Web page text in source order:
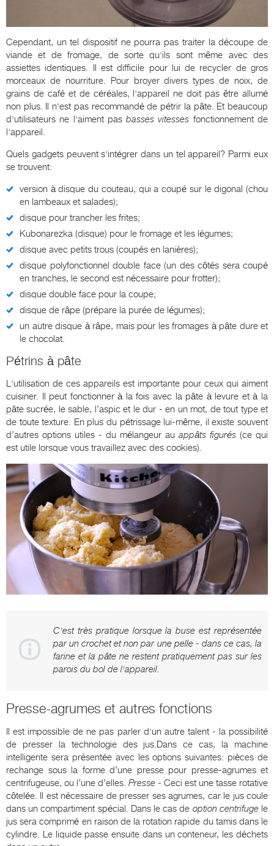
Cependant, un tel dispositif ne pourra pas traiter la découpe de
viande et de fromage, de sorte qu'ils sont même avec des
assiettes identiques. Il est difficile pour lui de recycler de gros
morceaux de nourriture. Pour broyer divers types de noix, de
grains de café et de céréales, l'appareil ne doit pas être allumé
non plus. Il n'est pas recommandé de pétrir la pâte. Et beaucoup
d'utilisateurs ne l'aiment pasbasses vitesses fonctionnement de
l'appareil.
Quels gadgets peuvent s'intégrer dans un tel appareil? Parmi eux
se trouvent:
version à disque du couteau, qui a coupé sur le digonal (chou
en lambeaux et salades);
disque pour trancher les frites;
Kubonarezka (disque) pour le fromage et les légumes;
disque avec petits trous (coupés en lanières);
disque polyfonctionnel double face (un des côtés sera coupé
en tranches, le second est nécessaire pour frotter);
disque double face pour la coupe;
disque de râpe (prépare la purée de légumes);
un autre disque à râpe, mais pour les fromages à pâte dure et
le chocolat.
Pétrins à pâte
L'utilisation de ces appareils est importante pour ceux qui aiment
cuisiner. Il peut fonctionner à la fois avec la pâte à levure et à la
pâte sucrée, le sable, l’aspic et le dur - en un mot, de tout type et
de toute texture. En plus du pétrissage lui-même, il existe souvent
d’autres options utiles - du mélangeur au appâts figurés (ce qui
est utile lorsque vous travaillez avec des cookies).
C'est très pratique lorsque la buse est représentée
par un crochet et non par une pelle - dans ce cas, la
farine et la pâte ne restent pratiquement pas sur les
parois du bol de l'appareil.
Presse-agrumes et autres fonctions
Il est impossible de ne pas parler d'un autre talent - la possibilité
de presser la technologie des jus.Dans ce cas, la machine
intelligente sera présentée avec les options suivantes: pièces de
rechange sous la forme d’une presse pour presse-agrumes et
centrifugeuse, ou l’une d’elles. Presse - Ceci est une tasse rotative
côtelée. Il est nécessaire de presser ses agrumes, car le jus coule
dans un compartiment spécial. Dans le cas de option centrifugele
jus sera comprimé en raison de la rotation rapide du tamis dans le
cylindre. Le liquide passe ensuite dans un conteneur, les déchets